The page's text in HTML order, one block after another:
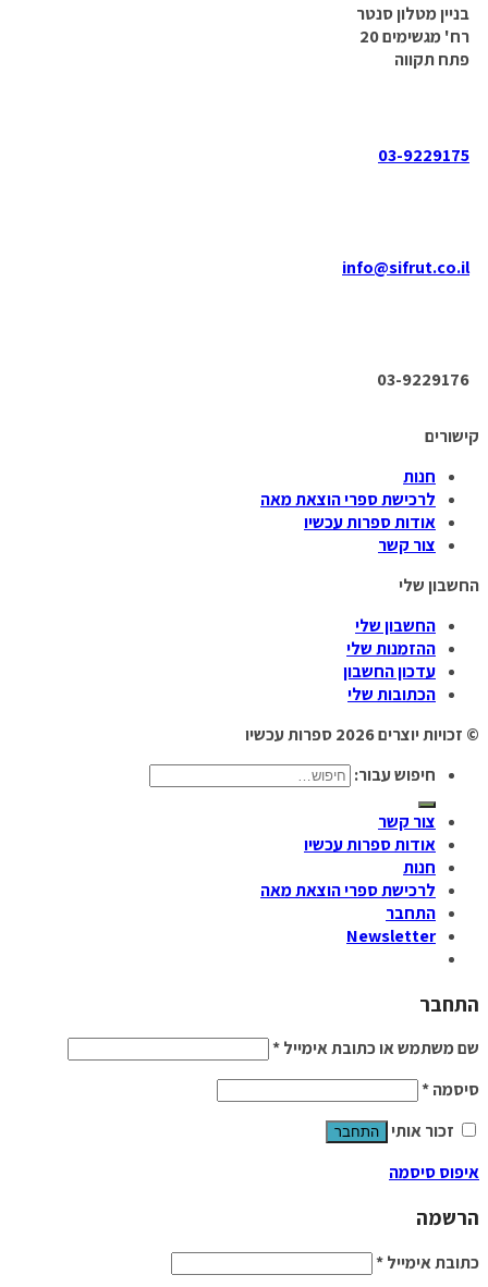
בניין מטלון סנטר
רח' מגשימים 20
פתח תקווה
03-9229175
info@sifrut.co.il
קישורים
חנות
לרכישת ספרי הוצאת מאה
אודות ספרות עכשיו
צור קשר
החשבון שלי
החשבון שלי
ההזמנות שלי
עדכון החשבון
הכתובות שלי
© זכויות יוצרים 2026
ספרות עכשיו
חיפוש עבור:
צור קשר
אודות ספרות עכשיו
חנות
לרכישת ספרי הוצאת מאה
התחבר
Newsletter
התחבר
שם משתמש או כתובת אימייל*
סיסמה*
זכור אותי
התחבר
איפוס סיסמה
הרשמה
כתובת אימייל*